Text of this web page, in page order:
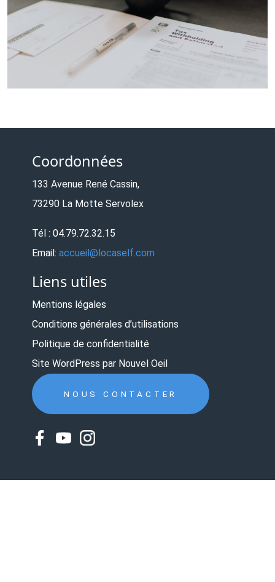
Coordonnées
133 Avenue René Cassin,
73290 La Motte Servolex
Tél : 04.79.72.32.15
Email: accueil@locaself.com
Liens utiles
Mentions légales
Conditions générales d’utilisations
Politique de confidentialité
Site WordPress par Nouvel Oeil
NOUS CONTACTER